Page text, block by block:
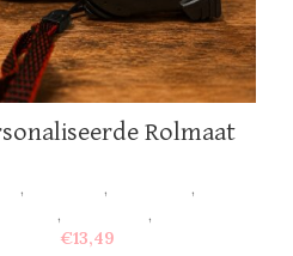
Rolmaat
, , ,
, ,
€13,49